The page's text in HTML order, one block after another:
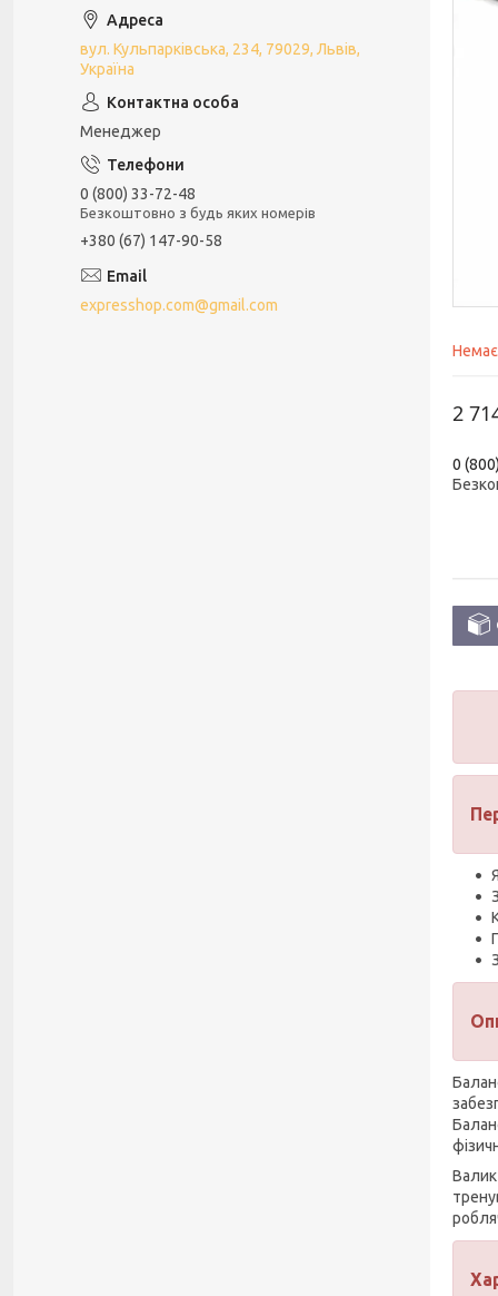
Немає
2
0
вул. Кульпарківська, 234, 79029, Львів,
Україна
Менеджер
0 (800) 33-72-48
Безкоштовно з будь яких номерів
+380 (67) 147-90-58
expresshop.com@gmail.com